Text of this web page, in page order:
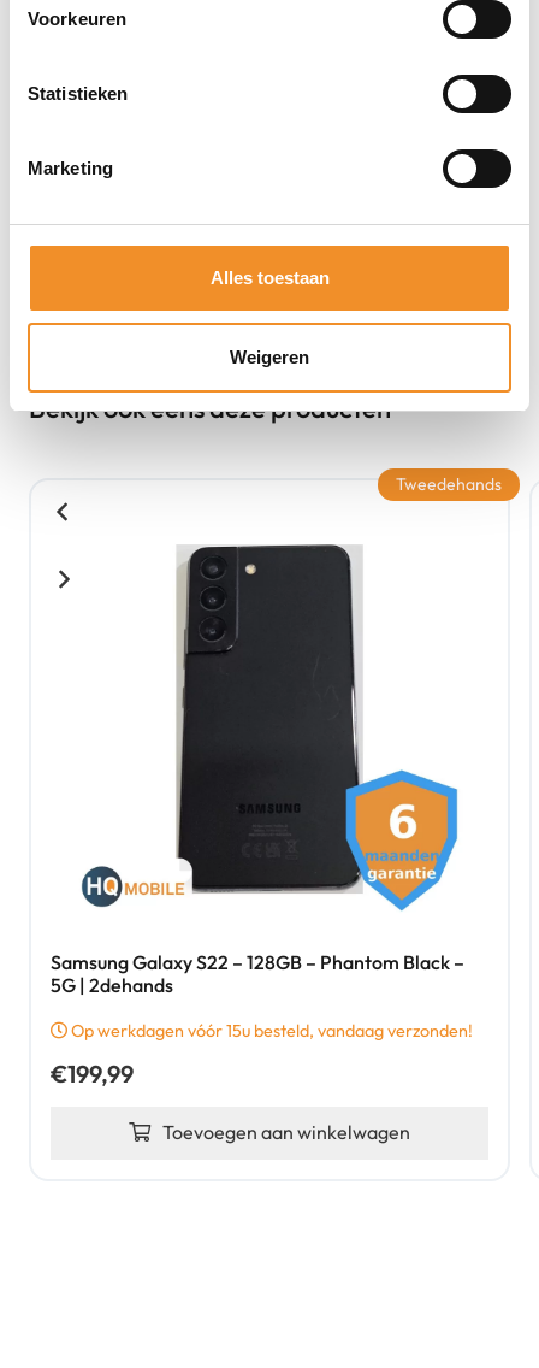
Voorkeuren
Statistieken
Marketing
Alles toestaan
Weigeren
Bekijk ook eens deze producten
Samsung Galaxy S22 – 128GB – Phantom Black –
5G | 2dehands
Op werkdagen vóór 15u besteld, vandaag verzonden!
€199,99
Toevoegen aan winkelwagen
Tweedehands